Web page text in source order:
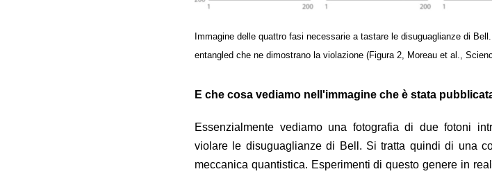
Immagine delle quattro fasi necessarie a tastare le disuguaglianze di
entangled che ne dimostrano la violazione (Figura 2, Moreau et al.,
E che cosa vediamo nell'immagine che è stata
Essenzialmente vediamo una fotografia di due fotoni
violare le disuguaglianze di Bell. Si tratta quindi di una
meccanica quantistica. Esperimenti di questo genere in